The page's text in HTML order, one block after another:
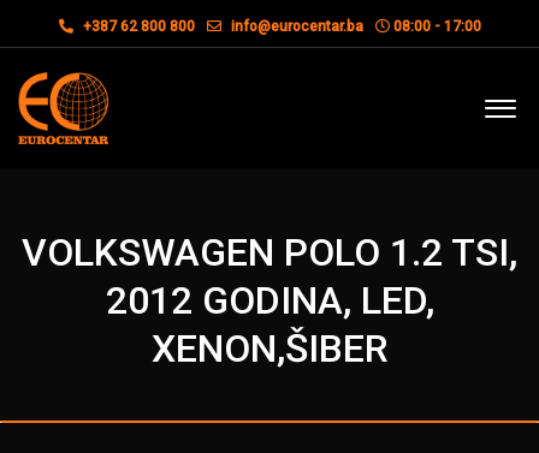
+387 62 800 800 info@eurocentar.ba 08:00 - 17:00
VOLKSWAGEN POLO 1.2 TSI,
2012 GODINA, LED,
XENON,ŠIBER